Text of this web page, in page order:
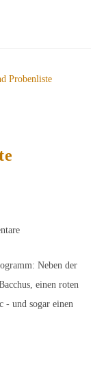
Neben der
einen roten
- und sogar einen